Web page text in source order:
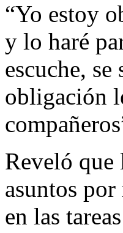
“Yo estoy
y lo haré
escuche,
obligación
Reveló que
asuntos
en las